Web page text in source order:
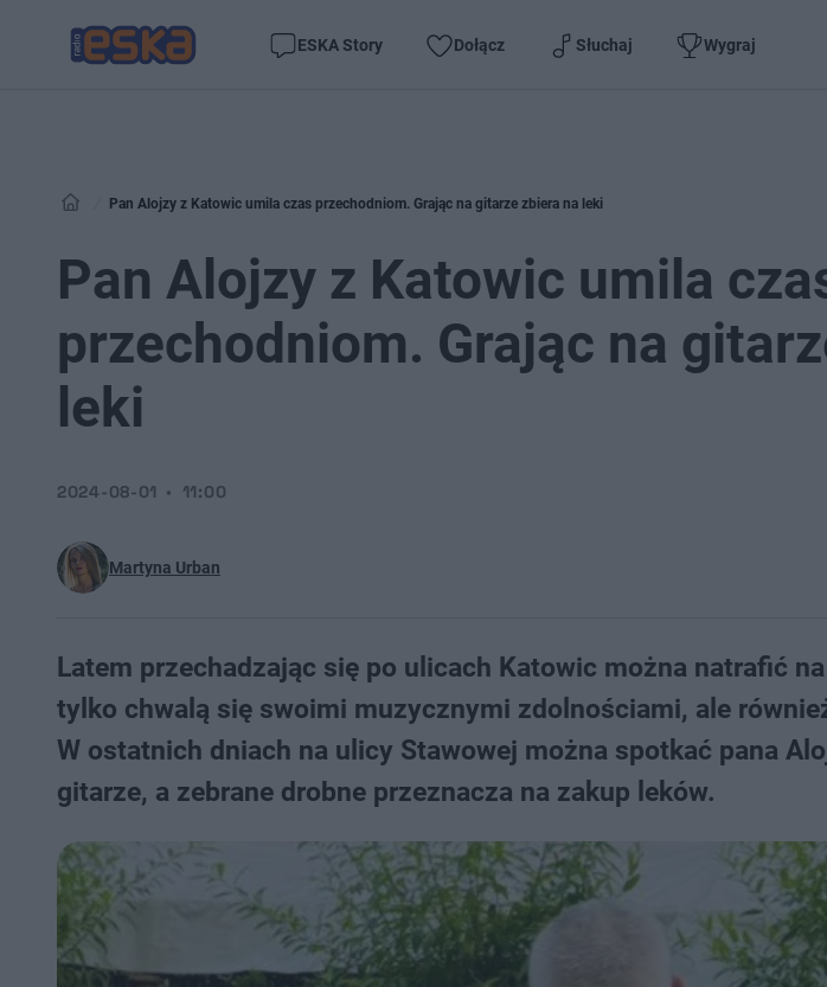
ESKA Story Dołącz Słuchaj Wygraj
Pan Alojzy z Katowic umila czas przechodniom. Grając na gitarze zbiera na leki
Pan Alojzy z Katowic umila
przechodniom. Grając na
leki
Martyna Urban
2024-08-01 11:00
Latem przechadzając się po ulicach Katowic można natrafić
tylko chwalą się swoimi muzycznymi zdolnościami, ale
W ostatnich dniach na ulicy Stawowej można spotkać pana
gitarze, a zebrane drobne przeznacza na zakup leków.